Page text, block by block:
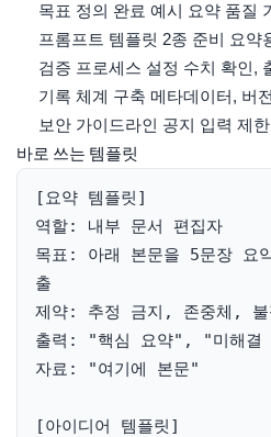
목표 정의 완료 예시 요약 품질
프롬프트 템플릿 2종 준비 요약
검증 프로세스 설정 수치 확인,
기록 체계 구축 메타데이터, 버
보안 가이드라인 공지 입력 제
바로 쓰는 템플릿
[요약 템플릿]
역할: 내부 문서 편집자
목표: 아래 본문을 5문장 요
출
제약: 추정 금지, 존중체, 불
출력: "핵심 요약", "미해결
자료: "여기에 본문"
[아이디어 템플릿]